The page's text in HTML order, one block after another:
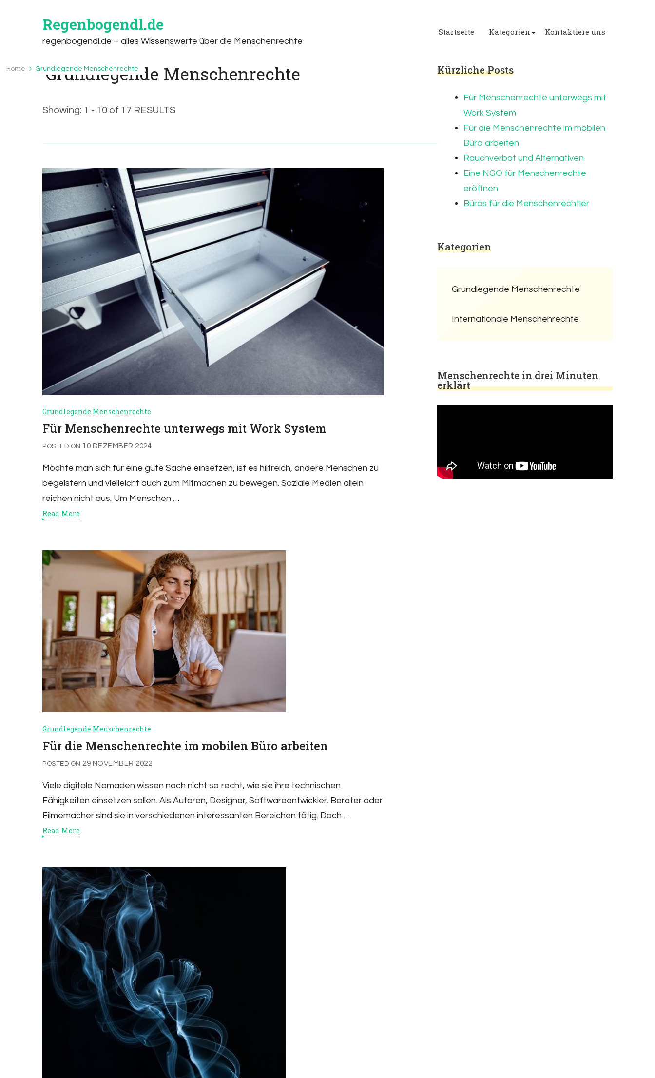
Regenbogendl.de
regenbogendl.de – alles Wissenswerte über die Menschenrechte
Startseite Kategorien Kontaktiere uns
Home Grundlegende Menschenrechte
Grundlegende Menschenrechte
Showing: 1 - 10 of 17 RESULTS
Grundlegende Menschenrechte
Für Menschenrechte unterwegs mit Work System
POSTED ON 10 DEZEMBER 2024
Möchte man sich für eine gute Sache einsetzen, ist es hilfreich, andere Menschen zu
begeistern und vielleicht auch zum Mitmachen zu bewegen. Soziale Medien allein
reichen nicht aus. Um Menschen …
Read More
Grundlegende Menschenrechte
Für die Menschenrechte im mobilen Büro arbeiten
POSTED ON 29 NOVEMBER 2022
Viele digitale Nomaden wissen noch nicht so recht, wie sie ihre technischen
Fähigkeiten einsetzen sollen. Als Autoren, Designer, Softwareentwickler, Berater oder
Filmemacher sind sie in verschiedenen interessanten Bereichen tätig. Doch …
Read More
Kürzliche Posts
Für Menschenrechte unterwegs mit
Work System
Für die Menschenrechte im mobilen
Büro arbeiten
Rauchverbot und Alternativen
Eine NGO für Menschenrechte
eröffnen
Büros für die Menschenrechtler
Kategorien
Grundlegende Menschenrechte
Internationale Menschenrechte
Menschenrechte in drei Minuten
erklärt